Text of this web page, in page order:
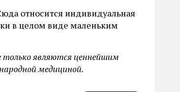
относится индивидуальная
в целом виде маленьким
только являются ценнейшим
медициной.